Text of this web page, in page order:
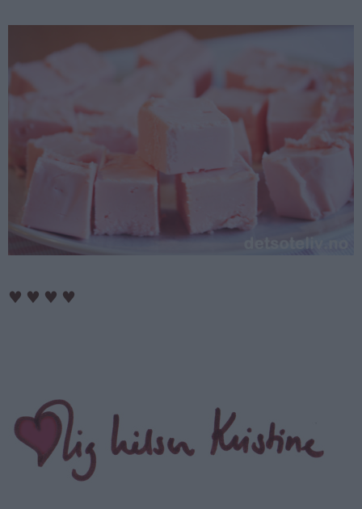
♥ ♥ ♥ ♥